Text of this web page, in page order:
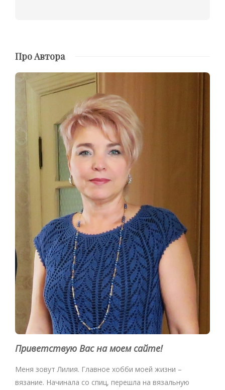
Про Автора
Приветствую Вас на моем сайте!
Меня зовут Лилия. Главное хобби моей жизни –
вязание. Начинала со спиц, перешла на вязальную